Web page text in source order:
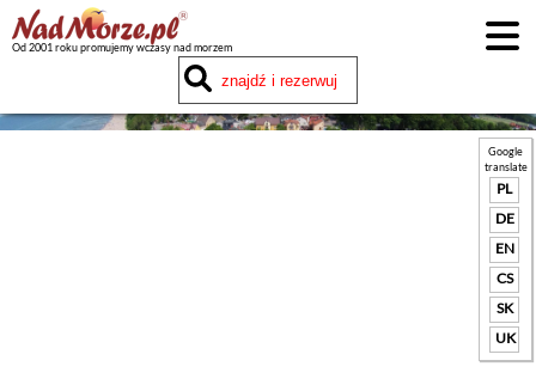
Od 2001 roku promujemy wczasy nad morzem
Google
translate
PL
DE
EN
CS
SK
UK